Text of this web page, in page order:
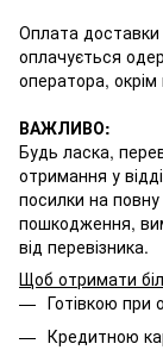
Оплата доставки
оплачується
оператора,
ВАЖЛИВО:
Будь ласка,
отримання у
посилки на
пошкодження,
від перевізника.
Щоб отримати
Готівкою при
Кредитною